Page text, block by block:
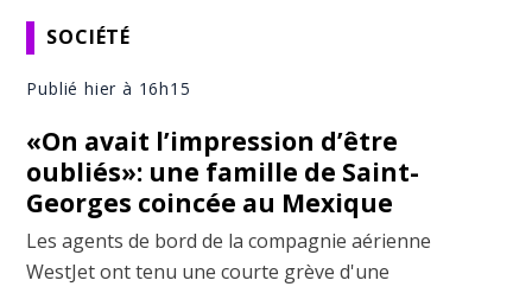
SOCIÉTÉ
Publié hier à 16h15
«On avait l’impression d’être
oubliés»: une famille de Saint-
Georges coincée au Mexique
Les agents de bord de la compagnie aérienne
WestJet ont tenu une courte grève d'une